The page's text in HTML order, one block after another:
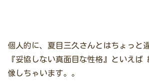
個人的に、夏目三久さんとはちょっと
『妥協しない真面目な性格』といえば
像しちゃいます。。